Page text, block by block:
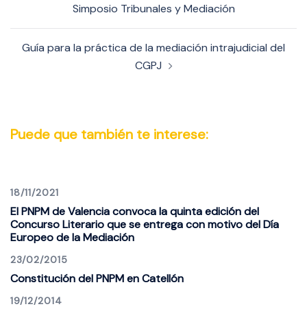
entradasSimposio Tribunales y Mediación
Guía para la práctica de la mediación intrajudicial del
CGPJ
Puede que también te interese:
18/11/2021
El PNPM de Valencia convoca la quinta edición del
Concurso Literario que se entrega con motivo del Día
Europeo de la Mediación
23/02/2015
Constitución del PNPM en Catellón
19/12/2014